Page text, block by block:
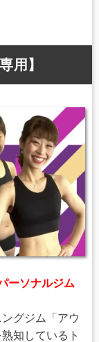
用】
ーソナルジム
グジム「アウ
知しているト